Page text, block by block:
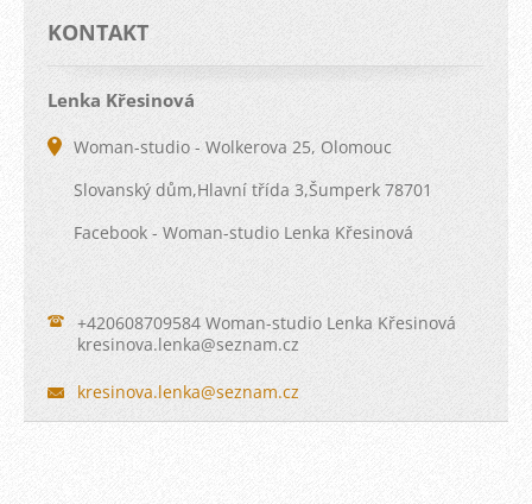
KONTAKT
Lenka Křesinová
Woman-studio - Wolkerova 25, Olomouc
Slovanský dům,Hlavní třída 3,Šumperk 78701
Facebook - Woman-studio Lenka Křesinová
+420608709584 Woman-studio Lenka Křesinová
kresinova.lenka@seznam.cz
kresinova.lenka@seznam.cz